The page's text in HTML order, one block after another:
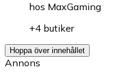
hos MaxGaming
+4 butiker
Hoppa över innehållet
Annons